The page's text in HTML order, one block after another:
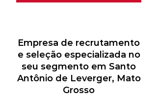
Empresa de recrutamento
e seleção especializada no
seu segmento em Santo
Antônio de Leverger, Mato
Grosso